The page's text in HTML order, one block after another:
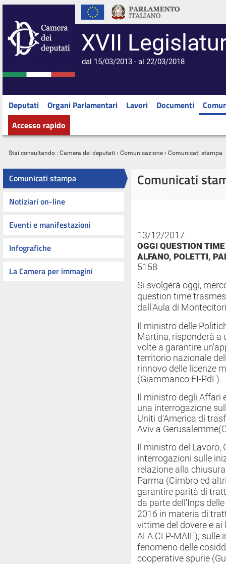
XVII
dal 15/03/2013 - al 22/03/2018
Deputati Organi Parlamentari Lavori Documenti
Accesso rapido
Stai consultando : Camera dei deputati › Comunicazione › Comunicati stampa
Comunicati stampa
Notiziari on-line
Eventi e manifestazioni
Infografiche
La Camera per immagini
Comunicati
13/12/2017
OGGI QUESTION
ALFANO, POLETTI,
5158
Si svolgerà oggi,
question time
dall'Aula di
Il ministro delle
Martina, risponderà a
volte a garantire
territorio nazionale
rinnovo delle licenze
(Giammanco FI-PdL).
Il ministro degli Affari
una interrogazione
Uniti d'America di
Aviv a
Il ministro del
interrogazioni sulle
relazione alla
Parma (Cimbro ed
garantire parità di
da parte dell'Inps
2016 in materia di
vittime del dovere e
ALA CLP-MAIE);
fenomeno delle
cooperative spurie